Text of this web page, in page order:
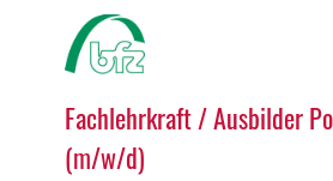
Fachlehrkraft / Ausbilder
(m/w/d)